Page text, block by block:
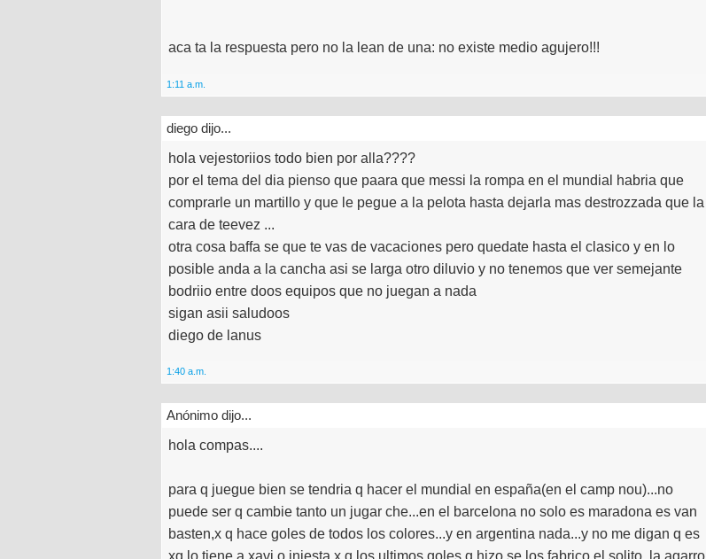
aca ta la respuesta pero no la lean de una: no existe medio agujero!!!
1:11 a.m.
diego dijo...
hola vejestoriios todo bien por alla????
por el tema del dia pienso que paara que messi la rompa en el mundial habria que
comprarle un martillo y que le pegue a la pelota hasta dejarla mas destrozzada que la
cara de teevez ...
otra cosa baffa se que te vas de vacaciones pero quedate hasta el clasico y en lo
posible anda a la cancha asi se larga otro diluvio y no tenemos que ver semejante
bodriio entre doos equipos que no juegan a nada
sigan asii saludoos
diego de lanus
1:40 a.m.
Anónimo dijo...
hola compas....
para q juegue bien se tendria q hacer el mundial en españa(en el camp nou)...no
puede ser q cambie tanto un jugar che...en el barcelona no solo es maradona es van
basten,x q hace goles de todos los colores...y en argentina nada...y no me digan q es
xq lo tiene a xavi o iniesta,x q los ultimos goles q hizo se los fabrico el solito..la agarro